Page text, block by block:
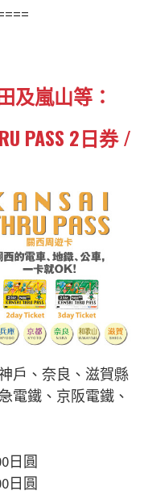
及嵐山等：
PASS 2日券 /
戶、奈良、滋賀縣
電鐵、京阪電鐵、
日圓
日圓